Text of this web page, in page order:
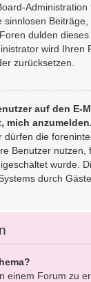
Administration
sinnlosen
dulden dieses
wird Ihren
zurücksetzen.
auf den E-
mich anzumelden.
dürfen die
Benutzer nutzen,
wurde.
durch
einem Forum zu